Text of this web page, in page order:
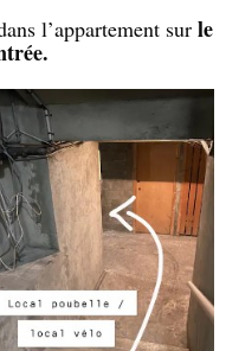
l’appartement sur le